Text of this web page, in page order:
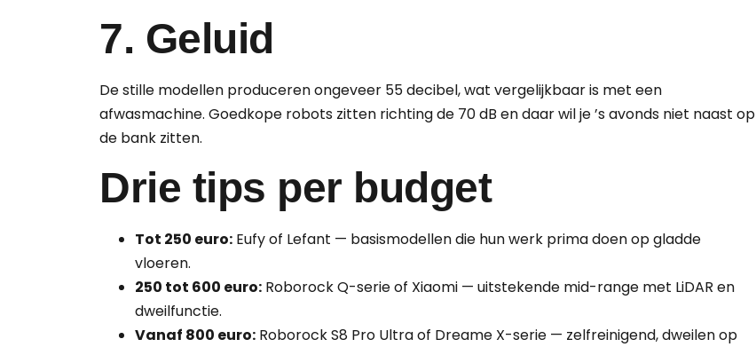
7. Geluid
De stille modellen produceren ongeveer 55 decibel, wat vergelijkbaar is met een
afwasmachine. Goedkope robots zitten richting de 70 dB en daar wil je ’s avonds niet naast op
de bank zitten.
Drie tips per budget
Tot 250 euro: Eufy of Lefant — basismodellen die hun werk prima doen op gladde
vloeren.
250 tot 600 euro: Roborock Q-serie of Xiaomi — uitstekende mid-range met LiDAR en
dweilfunctie.
Vanaf 800 euro: Roborock S8 Pro Ultra of Dreame X-serie — zelfreinigend, dweilen op